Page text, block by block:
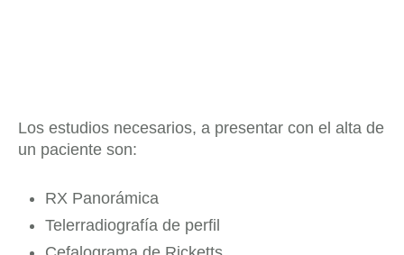
Los estudios necesarios, a presentar con el alta de
un paciente son:
RX Panorámica
Telerradiografía de perfil